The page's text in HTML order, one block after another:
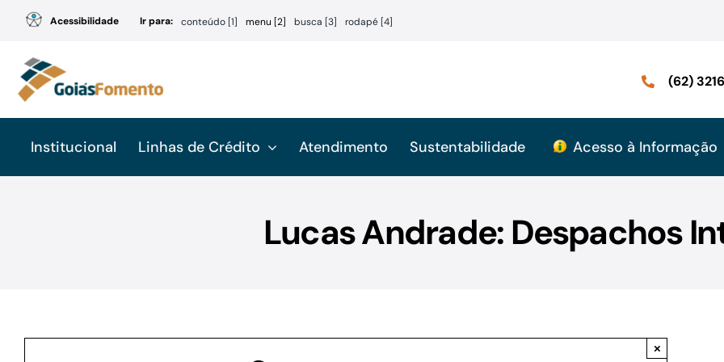
conteúdo
Acessibilidade Ir para: conteúdo [1] menu [2] busca [3] rodapé [4]
(62)
Institucional Linhas de Crédito Atendimento Sustentabilidade Acesso à Informação
Lucas Andrade: Despachos
×